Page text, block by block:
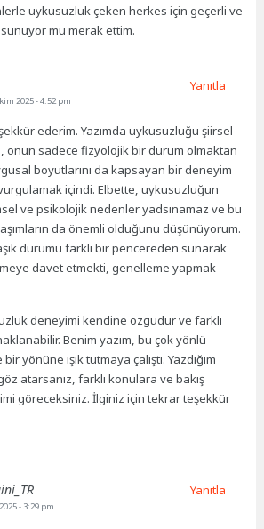
uykusuzluk çeken herkes için geçerli ve
sunuyor mu merak ettim.
2025 - 4:52 pm
ederim. Yazımda uykusuzluğu şiirsel
onun sadece fizyolojik bir durum olmaktan
boyutlarını da kapsayan bir deneyim
içindi. Elbette, uykusuzluğun
ve psikolojik nedenler yadsınamaz ve bu
da önemli olduğunu düşünüyorum.
durumu farklı bir pencereden sunarak
davet etmekti, genelleme yapmak
deneyimi kendine özgüdür ve farklı
Benim yazım, bu çok yönlü
yönüne ışık tutmaya çalıştı. Yazdığım
atarsanız, farklı konulara ve bakış
göreceksiniz. İlginiz için tekrar teşekkür
Yanıtla
- 3:29 pm
Yanıtla